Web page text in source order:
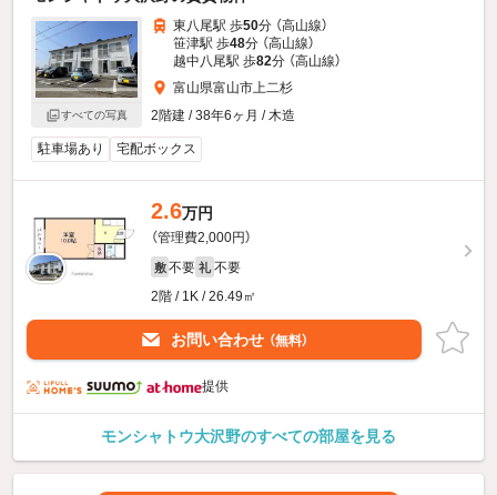
すべての写真
東八尾駅 歩50分 （高山線）
笹津駅 歩48分 （高山線）
越中八尾駅 歩82分 （高山線）
富山県富山市上二杉
2階建 / 38年6ヶ月 / 木造
駐車場あり 宅配ボックス
2.6万円
（管理費2,000円）
敷 不要 礼 不要
2階 / 1K / 26.49㎡
お問い合わせ （無料）
提供
モンシャトウ大沢野のすべての部屋を見る